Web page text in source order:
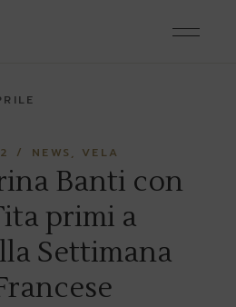
NEWS VELA
Banti con
primi a
Settimana